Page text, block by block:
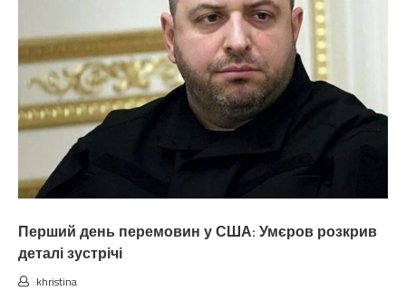
Перший день перемовин у США: Умєров розкрив
деталі зустрічі
khristina